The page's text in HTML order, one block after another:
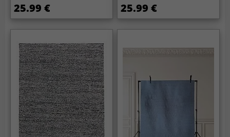
25.99 € 25.99 €